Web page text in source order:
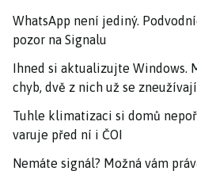
WhatsApp není jediný.
pozor na Signalu
Ihned si aktualizujte Windows.
chyb, dvě z nich už se zneužívají
Tuhle klimatizaci si domů
varuje před ní i ČOI
Nemáte signál? Možná vám